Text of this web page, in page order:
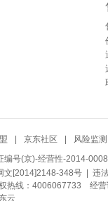
京东社区 风险监测
编号(京)-经营性-2014-0008
文[2014]2148-348号| 违法
热线：4006067733 经营
云